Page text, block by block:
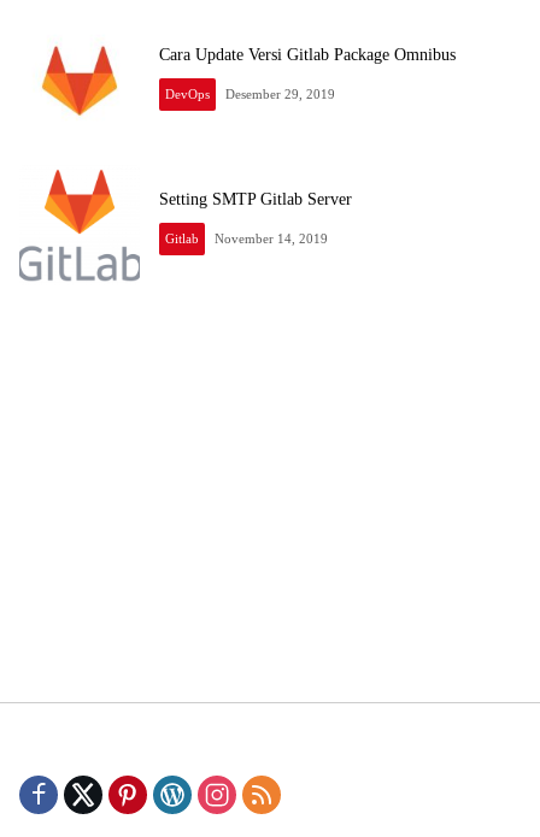
Cara Update Versi Gitlab Package Omnibus
DevOps Desember 29, 2019
Setting SMTP Gitlab Server
Gitlab November 14, 2019